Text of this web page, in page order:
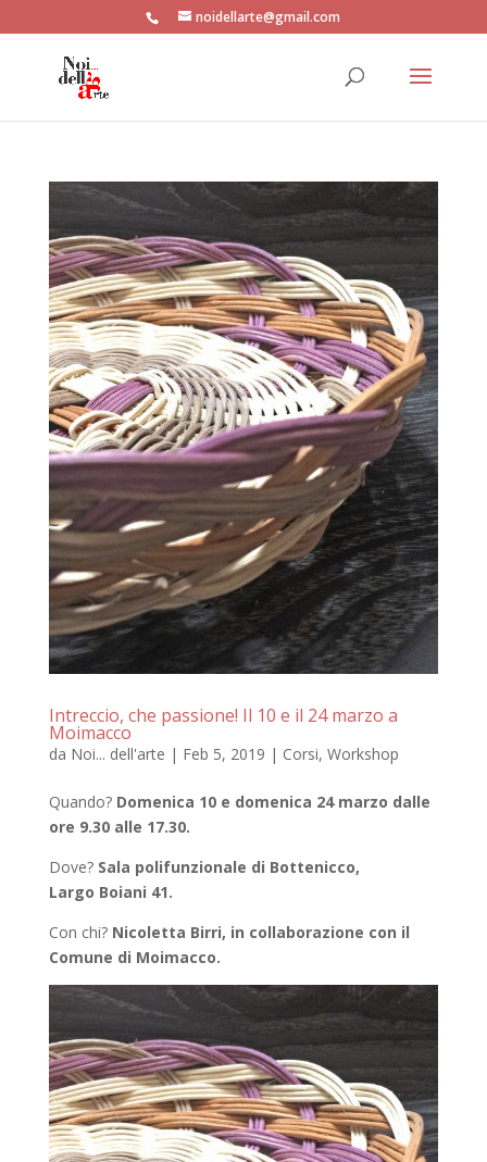
noidellarte@gmail.com
Intreccio, che passione! Il 10 e il 24 marzo a
Moimacco
da Noi... dell'arte | Feb 5, 2019 | Corsi, Workshop
Quando? Domenica 10 e domenica 24 marzo dalle
ore 9.30 alle 17.30.
Dove? Sala polifunzionale di Bottenicco,
Largo Boiani 41.
Con chi? Nicoletta Birri, in collaborazione con il
Comune di Moimacco.